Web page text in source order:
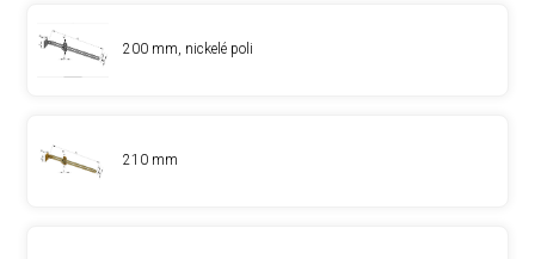
200 mm, nickelé poli
210 mm